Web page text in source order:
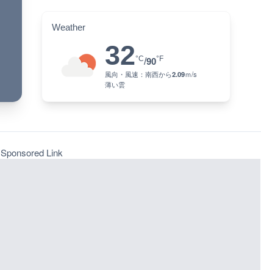
Weather
32°C/90°F
風向・風速： 南西から2.09ｍ/s
薄い雲
Sponsored Link